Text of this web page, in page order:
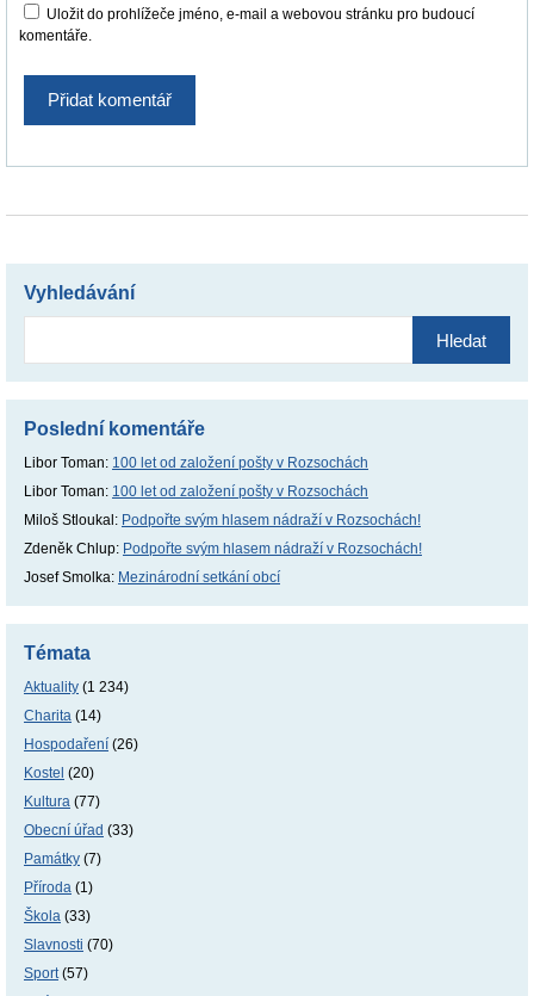
Uložit do prohlížeče jméno, e-mail a webovou stránku pro budoucí
komentáře.
Vyhledávání
Poslední komentáře
Libor Toman: 100 let od založení pošty v Rozsochách
Libor Toman: 100 let od založení pošty v Rozsochách
Miloš Stloukal : Podpořte svým hlasem nádraží v Rozsochách!
Zdeněk Chlup: Podpořte svým hlasem nádraží v Rozsochách!
Josef Smolka: Mezinárodní setkání obcí
Témata
Aktuality (1 234)
Charita (14)
Hospodaření (26)
Kostel (20)
Kultura (77)
Obecní úřad (33)
Památky (7)
Příroda (1)
Škola (33)
Slavnosti (70)
Sport(57)